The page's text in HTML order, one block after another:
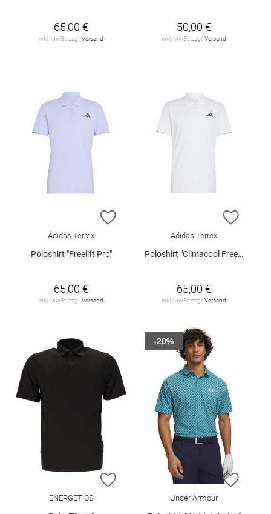
65,00 €
inkl. MwSt. zzgl. Versand
50,00 €
inkl. MwSt. zzgl. Versand
ZUR WUNSCHLISTE HINZUFÜGEN
Adidas Terrex
Poloshirt "Freelift Pro"
65,00 €
inkl. MwSt. zzgl.Versand
ZUR
Adidas Terrex
Poloshirt "Climacool Freelift Pro"
65,00 €
inkl. MwSt. zzgl.Versand
ZUR WUNSCHLISTE HINZUFÜGEN
ENERGETICS
ZUR
Under Armour
-20%